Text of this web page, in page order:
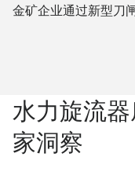
金矿企业通过新型刀
水力旋流
家洞察